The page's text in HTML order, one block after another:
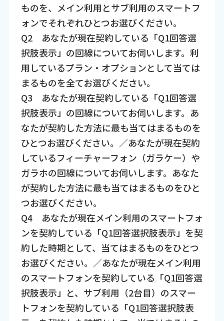
ものを、メイン利用とサブ利用のスマートフ
ォンでそれぞれひとつお選びください。
Q2 あなたが現在契約している「Q1回答選
択肢表示」の回線についてお伺いします。利
用しているプラン・オプションとして当ては
まるものを全てお選びください。
Q3 あなたが現在契約している「Q1回答選
択肢表示」の回線についてお伺いします。あ
なたが契約した方法に最も当てはまるものを
ひとつお選びください。／あなたが現在契約
しているフィーチャーフォン（ガラケー）や
ガラホの回線についてお伺いします。あなた
が契約した方法に最も当てはまるものをひと
つお選びください。
Q4 あなたが現在メイン利用のスマートフォ
ンを契約している「Q1回答選択肢表示」を契
約した時期として、当てはまるものをひとつ
お選びください。／あなたが現在メイン利用
のスマートフォンを契約している「Q1回答選
択肢表示」と、サブ利用（2台目）のスマー
トフォンを契約している「Q1回答選択肢表